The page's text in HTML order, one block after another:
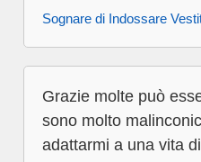
Sognare di Indossare
Grazie molte può
sono molto
adattarmi a una vita